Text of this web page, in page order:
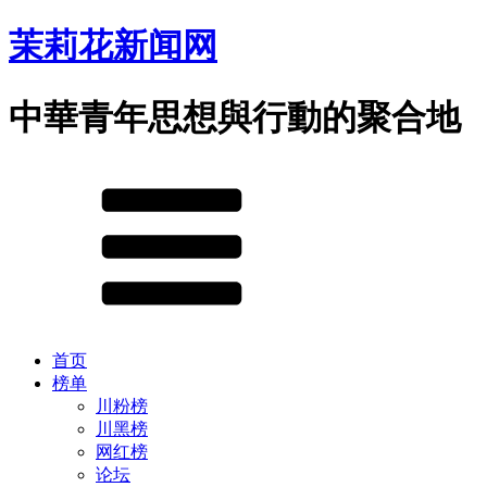
茉莉花新闻网
中華青年思想與行動的聚合地
首页
榜单
川粉榜
川黑榜
网红榜
论坛